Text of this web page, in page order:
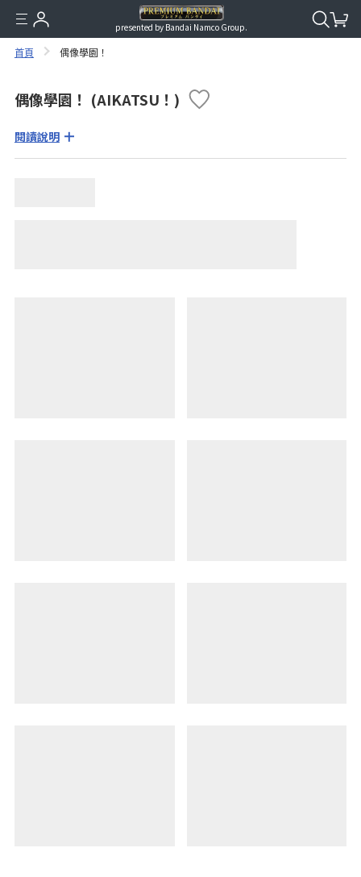
presented by Bandai Namco Group.
首頁 偶像學園！
偶像學園！ (AIKATSU！)
閱讀說明